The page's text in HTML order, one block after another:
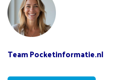
Team Pocketinformatie.nl